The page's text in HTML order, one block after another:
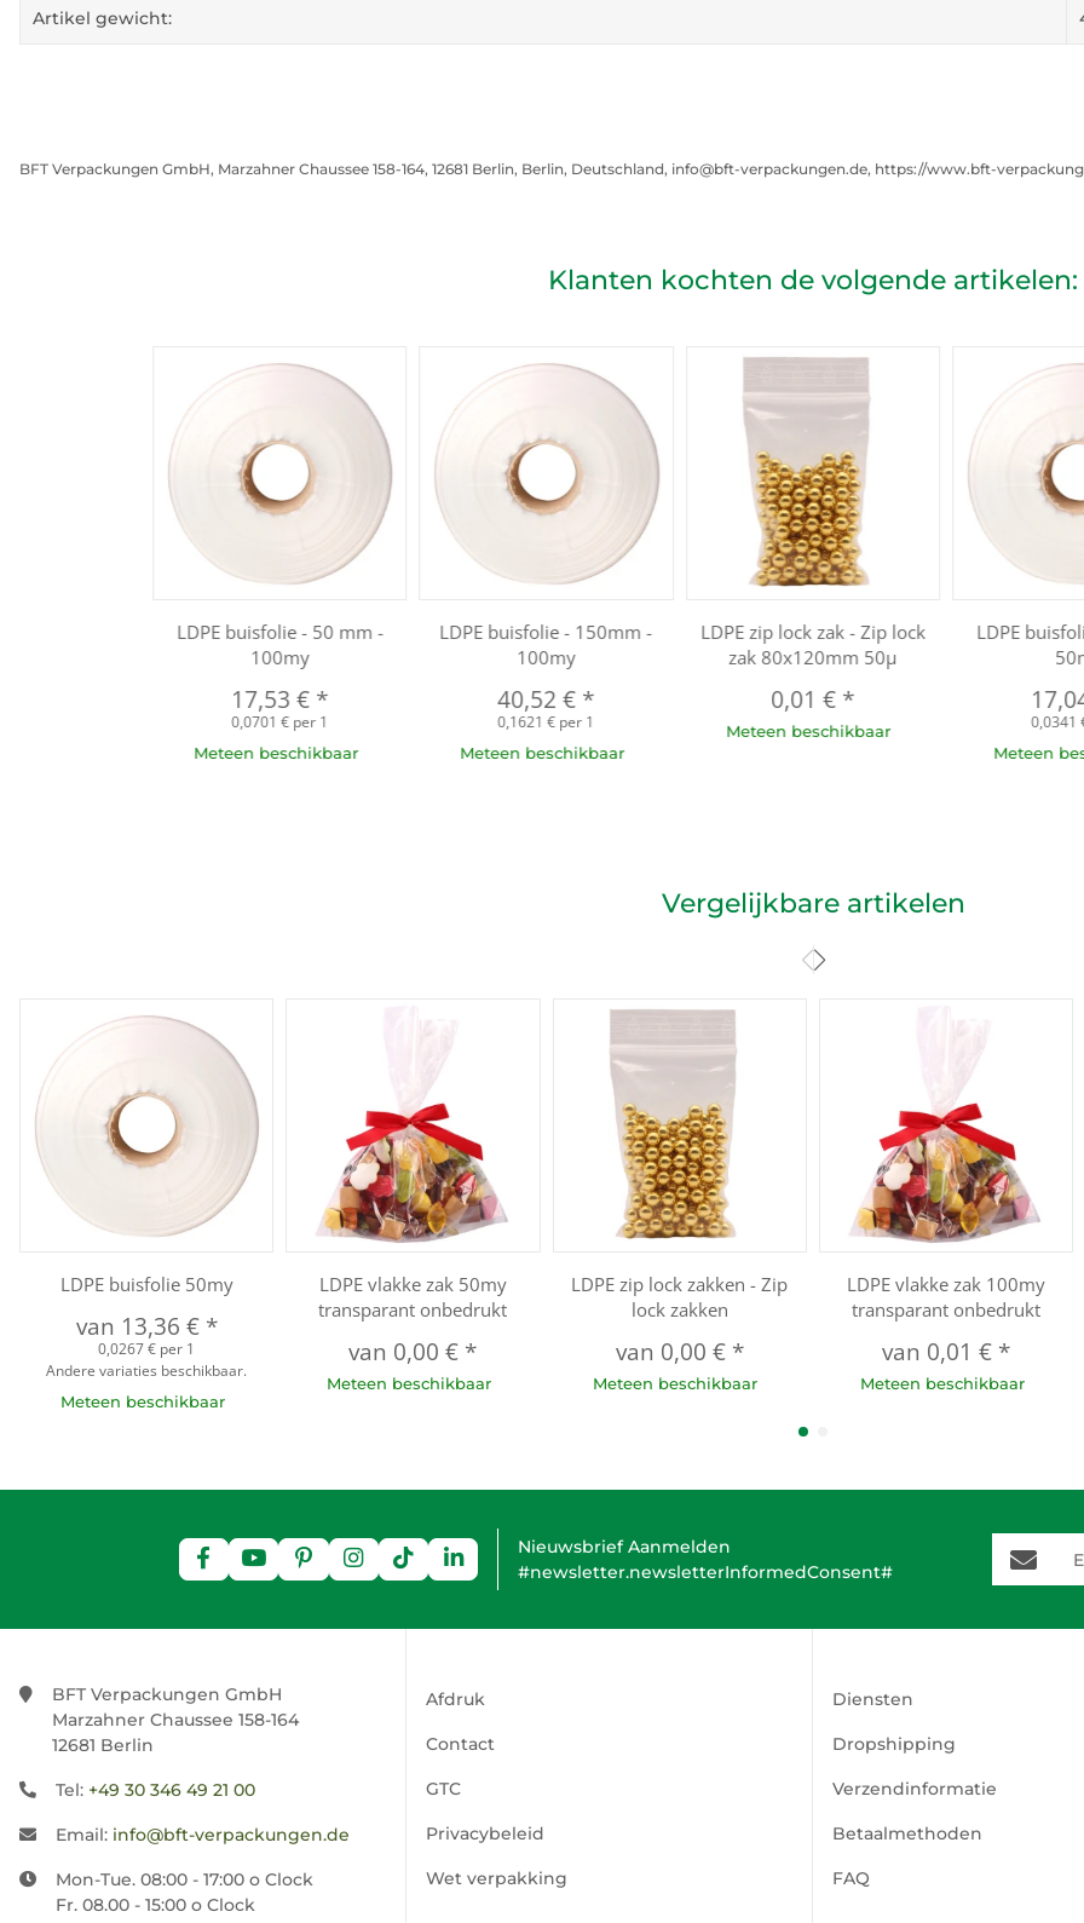
Artikel gewicht:
BFT Verpackungen GmbH, Marzahner Chaussee 158-164, 12681 Berlin, Berlin, Deutschland, info@bft-verpackungen.de, https://www.bft-
Klanten kochten de volgende artikelen:
LDPE buisfolie - 50 mm -
100my
17,53 € *
0,0701 € per 1
Meteen beschikbaar
LDPE buisfolie - 150mm -
100my
40,52 € *
0,1621 € per 1
Meteen beschikbaar
LDPE zip lock zak - Zip lock
zak 80x120mm 50µ
0,01 € *
Meteen beschikbaar
LDPE
0,0341
Meteen
Vergelijkbare artikelen
LDPE buisfolie 50my
van 13,36 € *
0,0267 € per 1
Andere variaties beschikbaar.
Meteen beschikbaar
LDPE vlakke zak 50my
transparant onbedrukt
van 0,00 € *
Meteen beschikbaar
LDPE zip lock zakken - Zip
lock zakken
van 0,00 € *
Meteen beschikbaar
LDPE vlakke zak 100my
transparant onbedrukt
van 0,01 € *
Meteen beschikbaar
Nieuwsbrief Aanmelden
#newsletter.newsletterInformedConsent#
E-Mail-
BFT Verpackungen GmbH
Marzahner Chaussee 158-164
12681 Berlin
Tel: +49 30 346 49 21 00
Email: info@bft-verpackungen.de
Mon-Tue. 08:00 - 17:00 o Clock
Fr. 08.00 - 15:00 o Clock
Afdruk
Contact
GTC
Privacybeleid
Wet verpakking
Diensten
Dropshipping
Verzendinformatie
Betaalmethoden
FAQ